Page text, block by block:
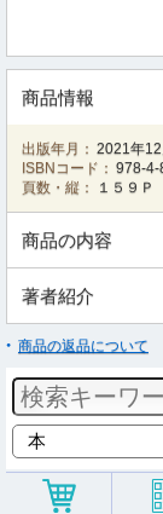
商品情報
出版年月： 2021年12
ISBNコード： 978-4-
頁数・縦：
１５９
商品の内容
著者紹介
商品の返品について